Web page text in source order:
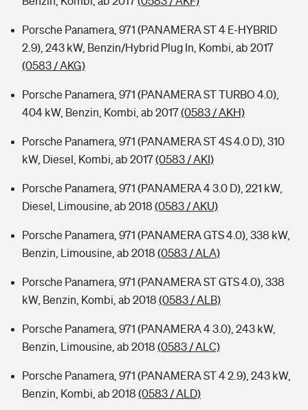
Porsche Panamera, 971 (PANAMERA ST 4 E-HYBRID
2.9), 243 kW, Benzin/Hybrid Plug In, Kombi, ab 2017
(0583 / AKG)
Porsche Panamera, 971 (PANAMERA ST TURBO 4.0),
404 kW, Benzin, Kombi, ab 2017(0583 / AKH)
Porsche Panamera, 971 (PANAMERA ST 4S 4.0 D), 310
kW, Diesel, Kombi, ab 2017(0583 / AKI)
Porsche Panamera, 971 (PANAMERA 4 3.0 D), 221 kW,
Diesel, Limousine, ab 2018 (0583 / AKU)
Porsche Panamera, 971 (PANAMERA GTS 4.0), 338 kW,
Benzin, Limousine, ab 2018 (0583 / ALA)
Porsche Panamera, 971 (PANAMERA ST GTS 4.0), 338
kW, Benzin, Kombi, ab 2018 (0583 / ALB)
Porsche Panamera, 971 (PANAMERA 4 3.0), 243 kW,
Benzin, Limousine, ab 2018 (0583 / ALC)
Porsche Panamera, 971 (PANAMERA ST 4 2.9), 243 kW,
Benzin, Kombi, ab 2018 (0583 / ALD)